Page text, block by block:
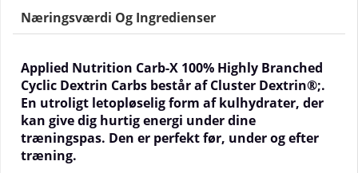
Næringsværdi Og Ingredienser
Applied Nutrition Carb-X 100% Highly Branched
Cyclic Dextrin Carbs består af Cluster Dextrin®;.
En utroligt letopløselig form af kulhydrater, der
kan give dig hurtig energi under dine
træningspas. Den er perfekt før, under og efter
træning.